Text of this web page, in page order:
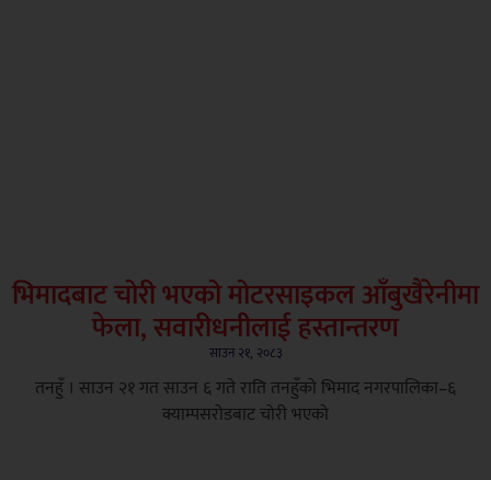
भिमादबाट चोरी भएको मोटरसाइकल आँबुखैरेनीमा
फेला, सवारीधनीलाई हस्तान्तरण
साउन २१, २०८३
तनहुँ । साउन २१ गत साउन ६ गते राति तनहुँको भिमाद नगरपालिका–६
क्याम्पसरोडबाट चोरी भएको